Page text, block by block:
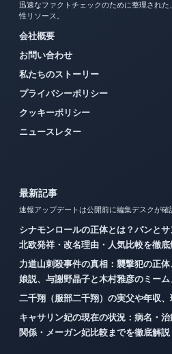
迅速なファクトチェックのために整理され
性リソース。
会社概要
お問い合わせ
私たちのストーリー
プライバシーポリシー
クッキーポリシー
ニュースレター
最新記事
速報アップデートは公開前に編集デスクが確
シナモンロールの正体とは？パンと
北欧発祥・改名理由・人気比較を徹底
力道山刺殺事件の真相：襲撃犯の正
娘説、与謝野晶子と木村雅彦のミー
二千翔（服部二千翔）の実父や年収、
キャサリン妃の現在の状況：病名・
関係・メーガン妃比較までを徹底解説